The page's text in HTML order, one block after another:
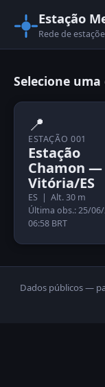
Estação
Rede de
Selecione uma
📍
ESTAÇÃO 001
Estação
Chamon —
Vitória/ES
ES | Alt. 30 m
Última obs.: 25/
06:58 BRT
Dados públicos —